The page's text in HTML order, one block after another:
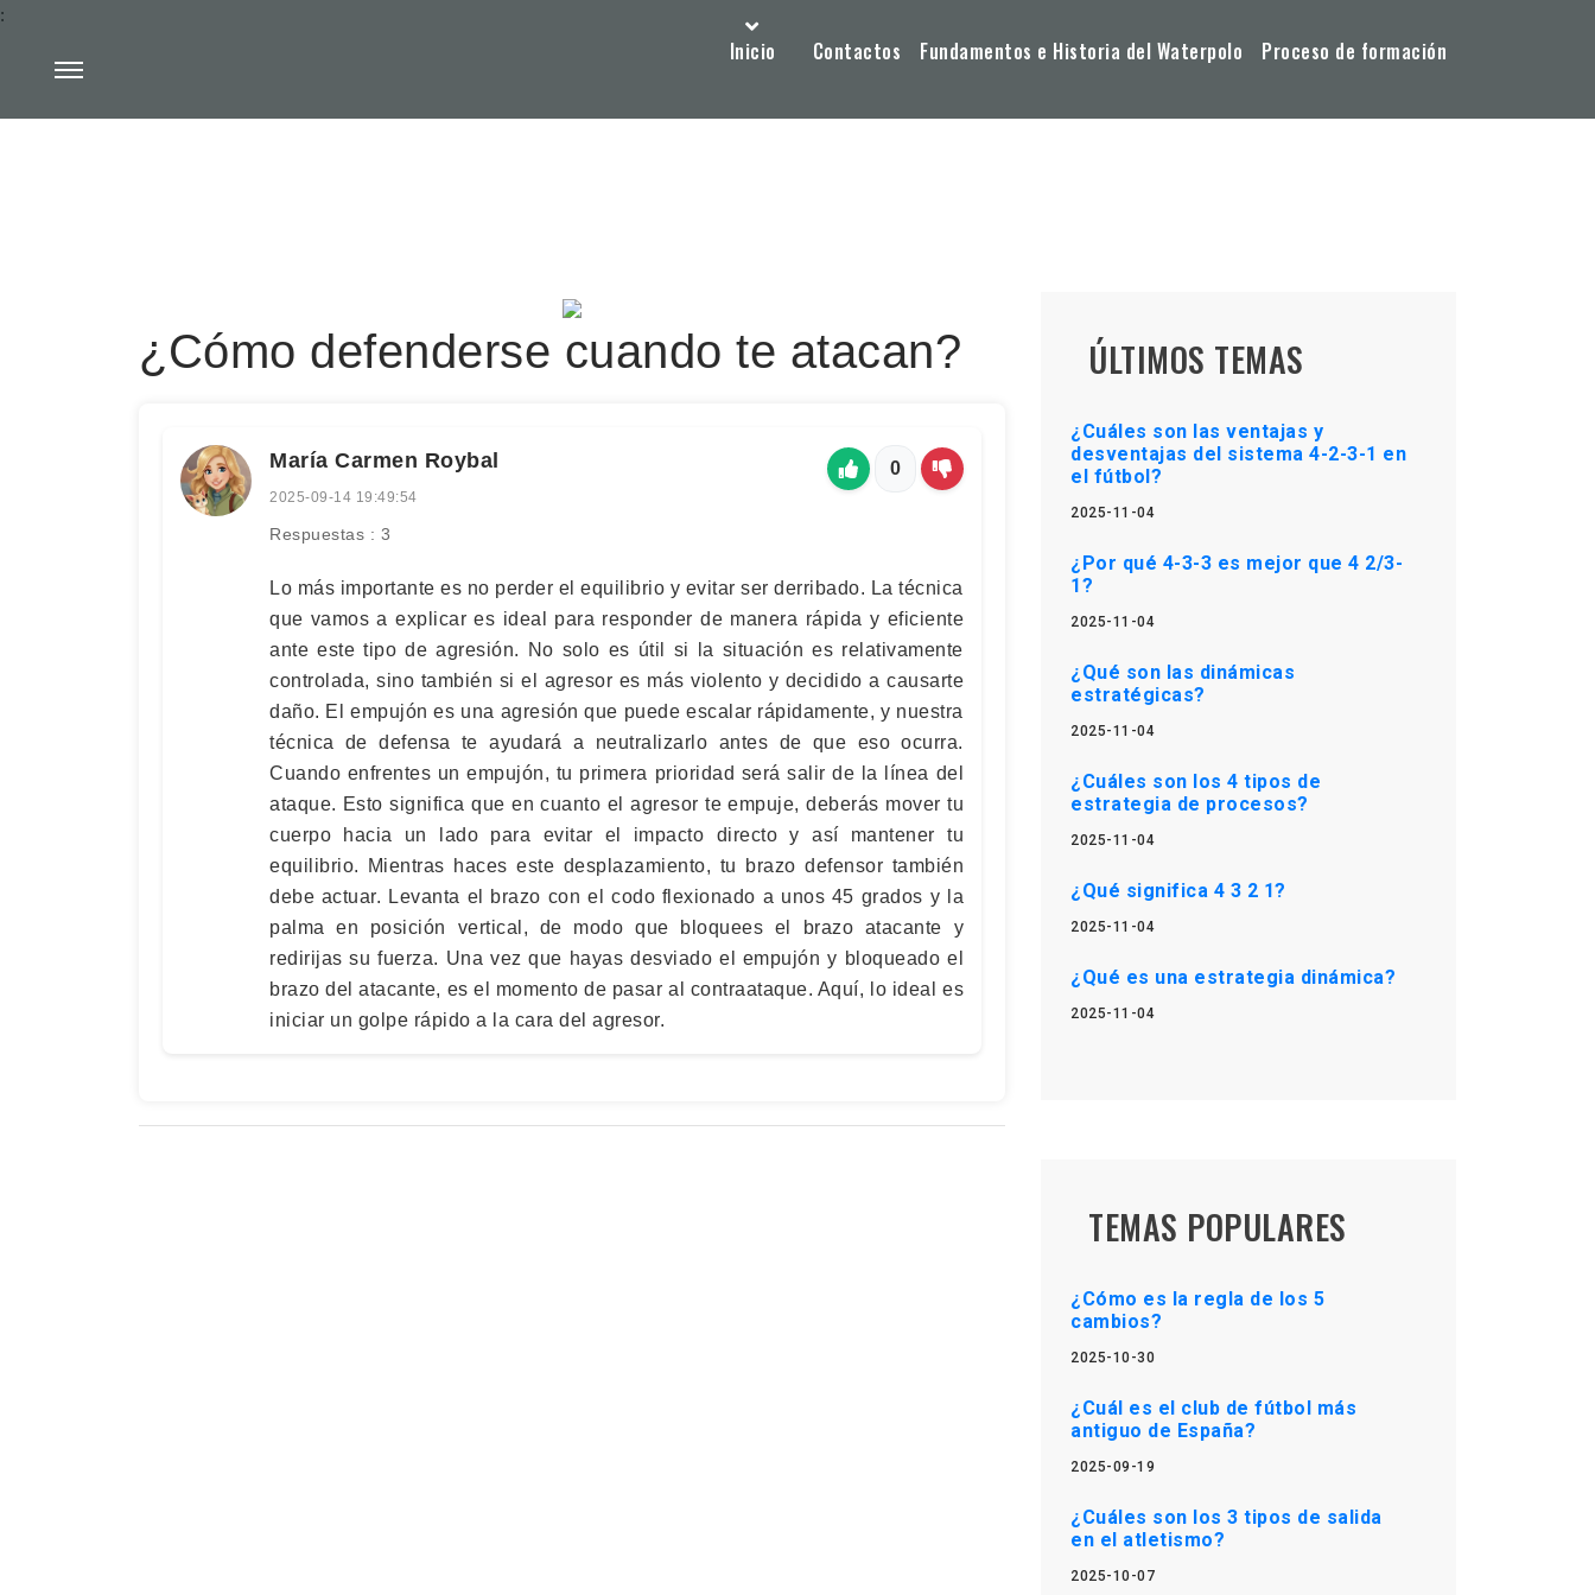
Inicio Contactos Fundamentos e Historia del Waterpolo Proceso de formación
:
¿Cómo defenderse cuando te atacan?
María Carmen Roybal
2025-09-14 19:49:54
Respuestas : 3
0
Lo más importante es no perder el equilibrio y evitar ser derribado. La técnica
que vamos a explicar es ideal para responder de manera rápida y eficiente
ante este tipo de agresión. No solo es útil si la situación es relativamente
controlada, sino también si el agresor es más violento y decidido a causarte
daño. El empujón es una agresión que puede escalar rápidamente, y nuestra
técnica de defensa te ayudará a neutralizarlo antes de que eso ocurra.
Cuando enfrentes un empujón, tu primera prioridad será salir de la línea del
ataque. Esto significa que en cuanto el agresor te empuje, deberás mover tu
cuerpo hacia un lado para evitar el impacto directo y así mantener tu
equilibrio. Mientras haces este desplazamiento, tu brazo defensor también
debe actuar. Levanta el brazo con el codo flexionado a unos 45 grados y la
palma en posición vertical, de modo que bloquees el brazo atacante y
redirijas su fuerza. Una vez que hayas desviado el empujón y bloqueado el
brazo del atacante, es el momento de pasar al contraataque. Aquí, lo ideal es
iniciar un golpe rápido a la cara del agresor.
ÚLTIMOS TEMAS
¿Cuáles son las ventajas y
desventajas del sistema 4-2-3-1 en
el fútbol?
2025-11-04
¿Por qué 4-3-3 es mejor que 4 2/3-
1?
2025-11-04
¿Qué son las dinámicas
estratégicas?
2025-11-04
¿Cuáles son los 4 tipos de
estrategia de procesos?
2025-11-04
¿Qué significa 4 3 2 1?
2025-11-04
¿Qué es una estrategia dinámica?
2025-11-04
TEMAS POPULARES
¿Cómo es la regla de los 5
cambios?
2025-10-30
¿Cuál es el club de fútbol más
antiguo de España?
2025-09-19
¿Cuáles son los 3 tipos de salida
en el atletismo?
2025-10-07